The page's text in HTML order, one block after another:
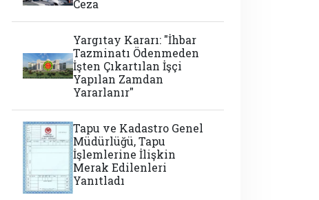
Ceza
Yargıtay Kararı: "İhbar
Tazminatı Ödenmeden
İşten Çıkartılan İşçi
Yapılan Zamdan
Yararlanır"
Tapu ve Kadastro Genel
Müdürlüğü, Tapu
İşlemlerine İlişkin
Merak Edilenleri
Yanıtladı